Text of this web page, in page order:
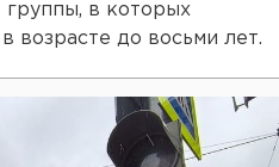
в которых
возрасте до восьми лет.